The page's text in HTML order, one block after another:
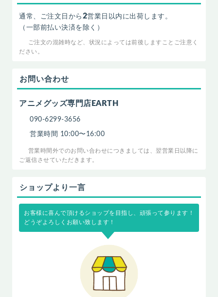
通常、ご注文日から 2営業日以内に出荷します。
（一部前払い決済を除く）
ご注文の混雑時など、状況によっては前後しますことご注意く
ださい。
お問い合わせ
アニメグッズ専門店EARTH
090-6299-3656
営業時間 10:00〜16:00
営業時間外でのお問い合わせにつきましては、翌営業日以降に
ご返信させていただきます。
ショップより一言
お客様に喜んで頂けるショップを目指し、頑張って参ります！
どうぞよろしくお願い致します！